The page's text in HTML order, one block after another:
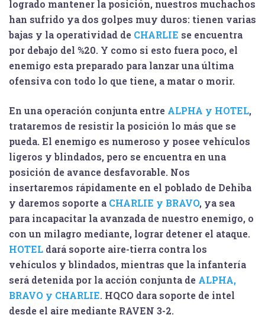
logrado mantener la posición, nuestros muchachos
han sufrido ya dos golpes muy duros: tienen varias
bajas y la operatividad de CHARLIE se encuentra
por debajo del %20. Y como si esto fuera poco, el
enemigo esta preparado para lanzar una última
ofensiva con todo lo que tiene, a matar o morir.
En una operación conjunta entre ALPHA y HOTEL,
trataremos de resistir la posición lo más que se
pueda. El enemigo es numeroso y posee vehículos
ligeros y blindados, pero se encuentra en una
posición de avance desfavorable. Nos
insertaremos rápidamente en el poblado de Dehiba
y daremos soporte a CHARLIE y BRAVO, ya sea
para incapacitar la avanzada de nuestro enemigo, o
con un milagro mediante, lograr detener el ataque.
HOTEL dará soporte aire-tierra contra los
vehículos y blindados, mientras que la infantería
será detenida por la acción conjunta de ALPHA,
BRAVO y CHARLIE. HQCO dara soporte de intel
desde el aire mediante RAVEN 3-2.